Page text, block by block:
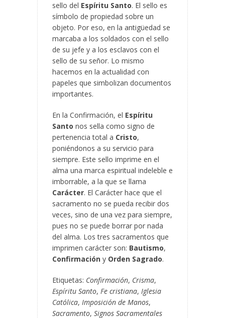
sello del Espíritu Santo. El sello es
símbolo de propiedad sobre un
objeto. Por eso, en la antigüedad se
marcaba a los soldados con el sello
de su jefe y a los esclavos con el
sello de su señor. Lo mismo
hacemos en la actualidad con
papeles que simbolizan documentos
importantes.
En la Confirmación, el Espíritu
Santo nos sella como signo de
pertenencia total a Cristo,
poniéndonos a su servicio para
siempre. Este sello imprime en el
alma una marca espiritual indeleble e
imborrable, a la que se llama
Carácter. El Carácter hace que el
sacramento no se pueda recibir dos
veces, sino de una vez para siempre,
pues no se puede borrar por nada
del alma. Los tres sacramentos que
imprimen carácter son: Bautismo,
Confirmación y Orden Sagrado.
Etiquetas: Confirmación, Crisma,
Espíritu Santo, Fe cristiana, Iglesia
Católica, Imposición de Manos,
Sacramento, Signos Sacramentales